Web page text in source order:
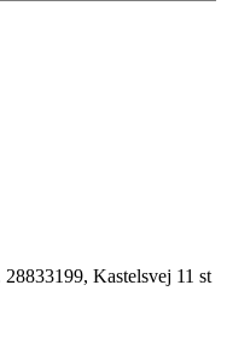
Kastelsvej 11 st